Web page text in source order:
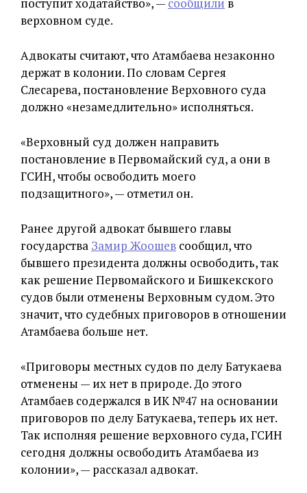
поступит ходатайство», — сообщили в
верховном суде.
Адвокаты считают, что Атамбаева незаконно
держат в колонии. По словам Сергея
Слесарева, постановление Верховного суда
должно «незамедлительно» исполняться.
«Верховный суд должен направить
постановление в Первомайский суд, а они в
ГСИН, чтобы освободить моего
подзащитного», — отметил он.
Ранее другой адвокат бывшего главы
государства Замир Жоошев сообщил, что
бывшего президента должны освободить, так
как решение Первомайского и Бишкекского
судов были отменены Верховным судом. Это
значит, что судебных приговоров в отношении
Атамбаева больше нет.
«Приговоры местных судов по делу Батукаева
отменены — их нет в природе. До этого
Атамбаев содержался в ИК №47 на основании
приговоров по делу Батукаева, теперь их нет.
Так исполняя решение верховного суда, ГСИН
сегодня должны освободить Атамбаева из
колонии», — рассказал адвокат.